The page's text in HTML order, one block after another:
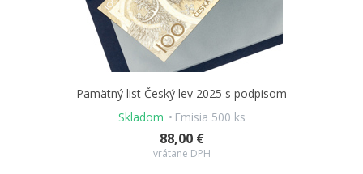
Pamätný list Český lev 2025 s podpisom
Skladom
Emisia 500 ks
88,00 €
vrátane DPH